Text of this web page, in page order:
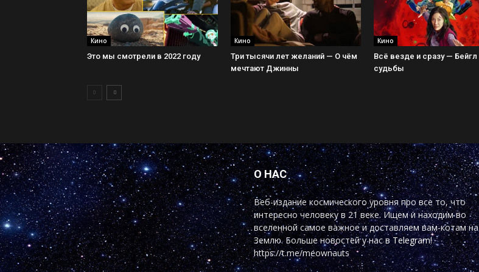
Кино
Это мы смотрели в 2022 году
Кино
Три тысячи лет желаний — О чём
мечтают Джинны
Кино
Всё везде и сразу — Бейгл
судьбы
О НАС
Веб-издание космического уровня про все то, что
интересно человеку в 21 веке. Ищем и находим во
вселенной самое важное и доставляем вам-котам на
Землю. Больше новостей у насв Telegram!
https://t.me/meownauts